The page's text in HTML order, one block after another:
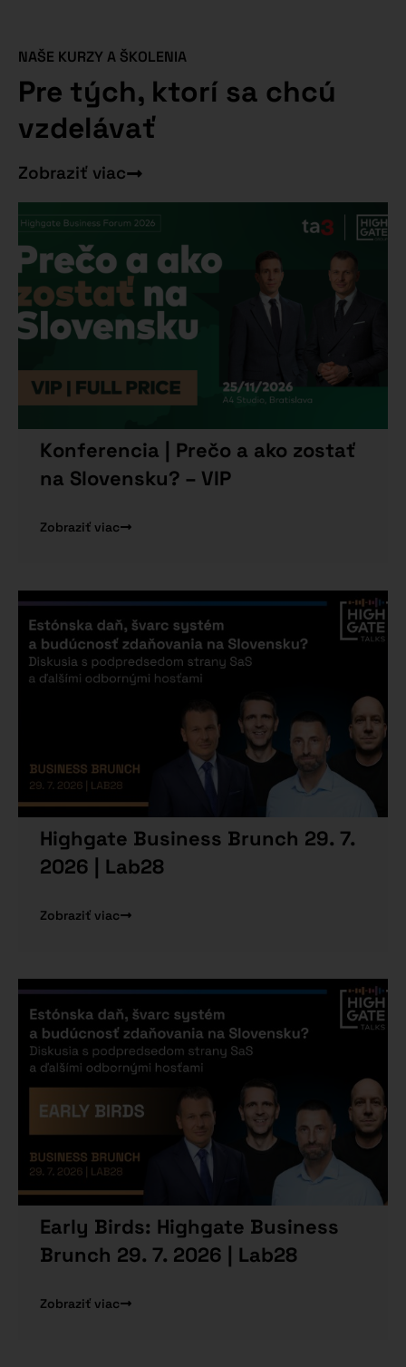
NAŠE KURZY A ŠKOLENIA
Pre tých, ktorí sa chcú
vzdelávať
Zobraziť viac
Konferencia | Prečo a ako zostať
na Slovensku? – VIP
Zobraziť viac
Highgate Business Brunch 29. 7.
2026 | Lab28
Zobraziť viac
Early Birds: Highgate Business
Brunch 29. 7. 2026 | Lab28
Zobraziť viac